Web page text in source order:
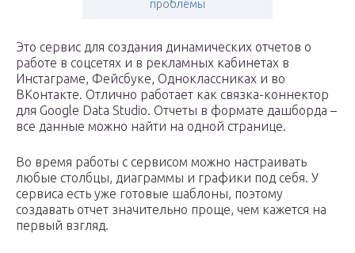
проблемы
Это сервис для создания динамических отчетов о
работе в соцсетях и в рекламных кабинетах в
Инстаграме, Фейсбуке, Одноклассниках и во
ВКонтакте. Отлично работает как связка-коннектор
для Google Data Studio. Отчеты в формате дашборда –
все данные можно найти на одной странице.
Во время работы с сервисом можно настраивать
любые столбцы, диаграммы и графики под себя. У
сервиса есть уже готовые шаблоны, поэтому
создавать отчет значительно проще, чем кажется на
первый взгляд.